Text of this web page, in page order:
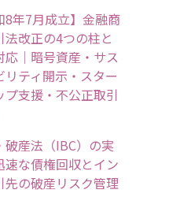
8年7月成立】金融商
法改正の4つの柱と
応｜暗号資産・サス
リティ開示・スター
プ支援・不公正取引
破産法（IBC）の実
速な債権回収とイン
先の破産リスク管理